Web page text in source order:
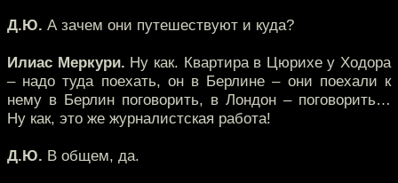
Д.Ю. А зачем они путешествуют и куда?
Илиас Меркури. Ну как. Квартира в Цюрихе у Ходора
– надо туда поехать, он в Берлине – они поехали к
нему в Берлин поговорить, в Лондон – поговорить…
Ну как, это же журналистская работа!
Д.Ю. В общем, да.